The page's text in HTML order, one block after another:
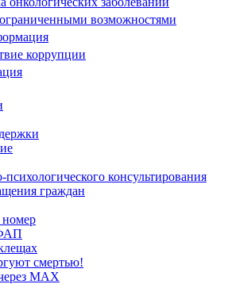
возможностями
коррупции
консультирования
граждан
смертью!
МАХ